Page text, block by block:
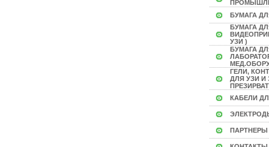
БУМАГА
БУМАГА
УЗИ )
БУМАГА
ГЕЛИ,
ДЛЯ УЗИ И
КАБЕЛИ
ПАРТНЕРЫ